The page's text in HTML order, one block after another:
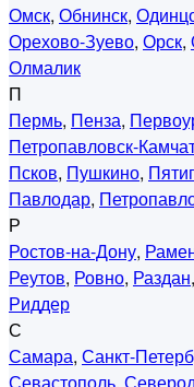
Омск, Обнинск,
Орехово-Зуево, Орск,
Олмалик
П
Пермь, Пенза,
Петропавловск-
Псков, Пушкино,
Павлодар,
Р
Ростов-на-Дону,
Реутов, Ровно, Раздан,
Риддер
С
Самара, Санкт-